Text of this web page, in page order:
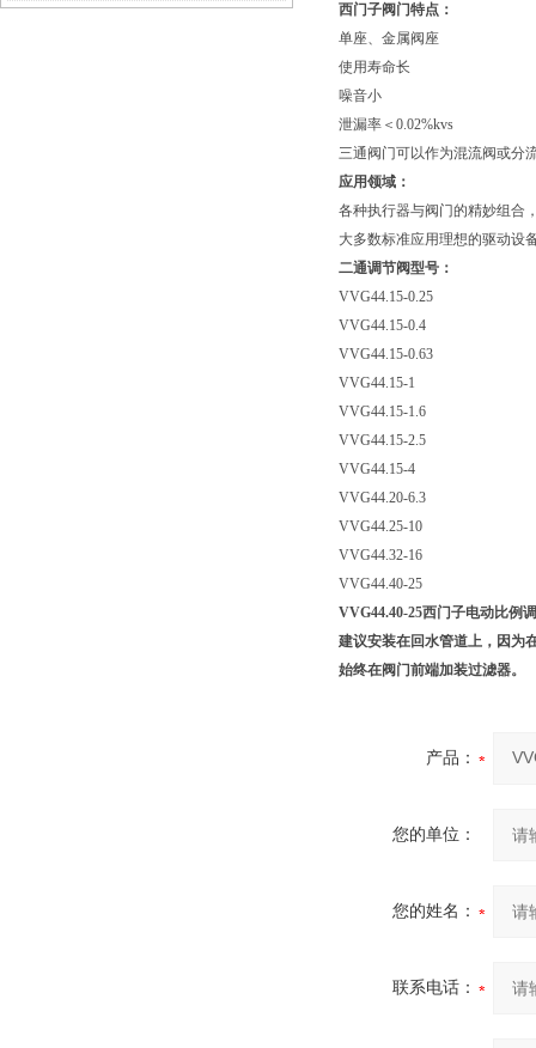
西门子阀门特点：
单座、金属阀座
使用寿命长
噪音小
泄漏率＜0.02%kvs
三通阀门可以作为混流阀或分
应用领域：
各种执行器与阀门的精妙组合
大多数标准应用理想的驱动设
二通调节阀型号：
VVG44.15-0.25
VVG44.15-0.4
VVG44.15-0.63
VVG44.15-1
VVG44.15-1.6
VVG44.15-2.5
VVG44.15-4
VVG44.20-6.3
VVG44.25-10
VVG44.32-16
VVG44.40-25
VVG44.40-25西门子电动比例
建议安装在回水管道上，因为
始终在阀门前端加装过滤器。
产品：
您的单位：
您的姓名：
联系电话：